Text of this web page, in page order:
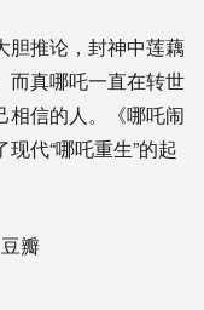
胆推论，封神中莲藕
而真哪吒一直在转世
相信的人。
《哪吒闹
现代“哪吒重生”的起
瓣